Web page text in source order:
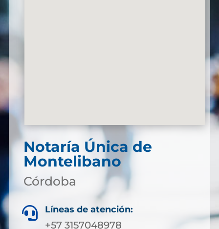
Notaría Única de
Montelibano
Córdoba
 Líneas de atención:
+57 3157048978